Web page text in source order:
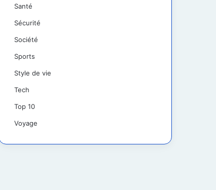
Santé
Sécurité
Société
Sports
Style de vie
Tech
Top 10
Voyage